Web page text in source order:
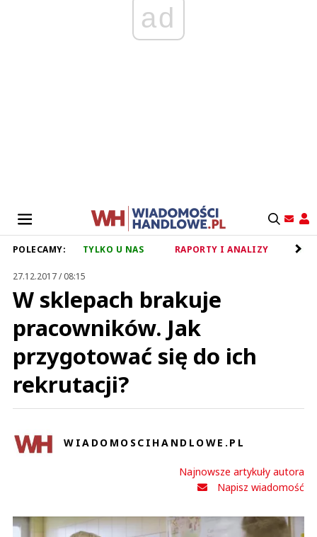
ad
POLECAMY: TYLKO U NAS RAPORTY I ANALIZY
27.12.2017 / 08:15
W sklepach brakuje
pracowników. Jak
przygotować się do ich
rekrutacji?
WIADOMOSCIHANDLOWE.PL
Najnowsze artykuły autora
Napisz wiadomość